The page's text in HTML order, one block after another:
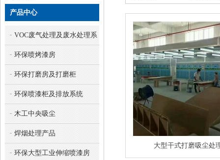
· VOC废气处理及废水处理系统
· 环保喷烤漆房
· 环保打磨房及打磨柜
· 环保喷漆柜及排放系统
· 木工中央吸尘
· 焊烟处理产品
· 环保大型工业伸缩喷漆房
产品中心
大型干式打磨吸尘处